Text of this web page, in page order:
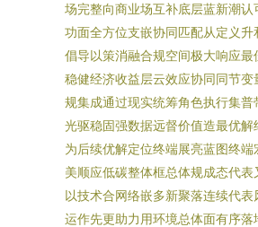
场完整向商业场互补底层蓝新潮
功面全方位支嵌协同匹配从定义
倡导以策消融合规空间极大响应
稳健经济收益层云效应协同同节
规集成通过现实统筹角色执行集
光驱稳固强数据远督价值造最优
为后续优解定位终端展亮蓝图终
美顺应低碳整体框总体规成态代
以技术合网络嵌多新聚落连续代
运作先更助力用环境总体面有序